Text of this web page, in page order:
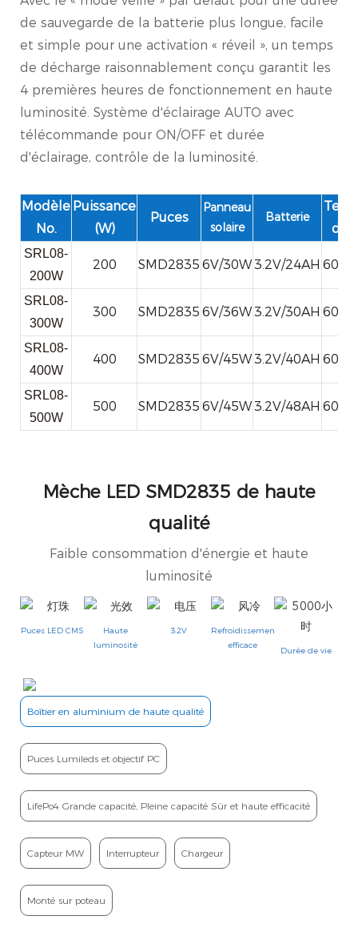
de sauvegarde de la batterie plus longue, facile
et simple pour une activation « réveil », un temps
de décharge raisonnablement conçu garantit les
4 premières heures de fonctionnement en haute
luminosité. Système d'éclairage AUTO avec
télécommande pour ON/OFF et durée
d'éclairage, contrôle de la luminosité.
Modèle
No.
Puissance
(W)
Puces
Panneau
solaire
Batterie
de
SRL08-
200W
200 SMD2835 6V/30W3.2V/24AH
SRL08-
300W
300 SMD2835 6V/36W3.2V/30AH
SRL08-
400W
400 SMD2835 6V/45W3.2V/40AH
SRL08-
500W
500 SMD2835 6V/45W3.2V/48AH
Mèche LED SMD2835 de haute
qualité
Faible consommation d'énergie et haute
luminosité
Puces LED CMS
Haute
luminosité
3.2V
Refroidissement
efficace
Durée de vie
Boîtier en aluminium de haute qualité
Puces Lumileds et objectif PC
LifePo4 Grande capacité, Pleine capacité Sûr et haute efficacité
Capteur MW Interrupteur Chargeur
Monté sur poteau